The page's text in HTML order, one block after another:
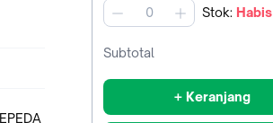
jumlah Stok: Habis
Subtotal
+ Keranjang